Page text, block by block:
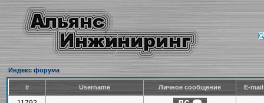
Индекс форума
# Username Личное сообщение E-